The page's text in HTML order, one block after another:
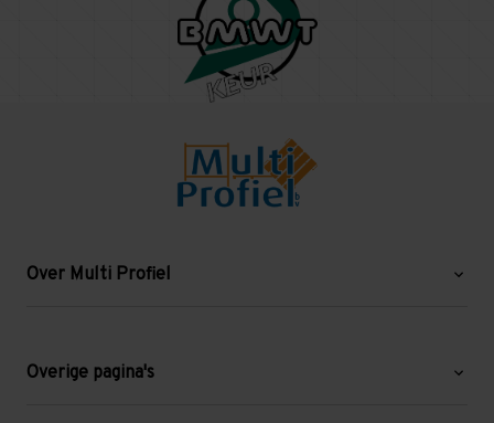
Over Multi Profiel
Blog
Overige pagina's